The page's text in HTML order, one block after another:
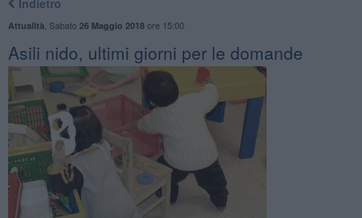
Attualità Sabato 26 Maggio 2018ore 15:00
Asili nido, ultimi giorni per le domande